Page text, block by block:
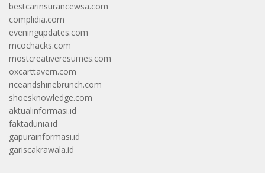
bestcarinsurancewsa.com
complidia.com
eveningupdates.com
mcochacks.com
mostcreativeresumes.com
oxcarttavern.com
riceandshinebrunch.com
shoesknowledge.com
aktualinformasi.id
faktadunia.id
gapurainformasi.id
gariscakrawala.id